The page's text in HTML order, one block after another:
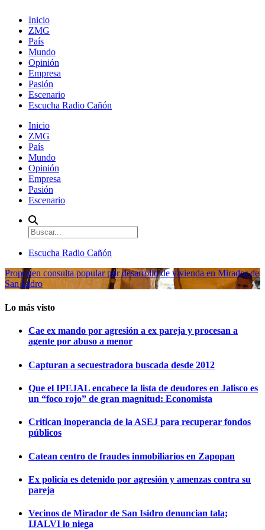
Inicio
ZMG
País
Mundo
Opinión
Empresa
Pasión
Escenario
Escucha Radio Cañón
Inicio
ZMG
País
Mundo
Opinión
Empresa
Pasión
Escenario
Escucha Radio Cañón
Proponen consulta popular por desarrollo de vivienda en Mirador de
San Isidro
Lo más visto
Cae ex mando por agresión a ex pareja y procesan a
agente por abuso a menor
Capturan a secuestradora buscada desde 2012
Que el IPEJAL encabece la lista de deudores en Jalisco es
un “foco rojo” de gran magnitud: Economista
Critican inoperancia de la ASEJ para recuperar fondos
públicos
Catean centro de fraudes inmobiliarios en Zapopan
Ex policía es detenido por agresión y amenzas contra su
pareja
Vecinos de Mirador de San Isidro denuncian tala;
IJALVI lo niega